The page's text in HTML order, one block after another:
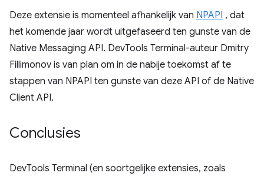
Deze extensie is momenteel afhankelijk van NPAPI , dat
het komende jaar wordt uitgefaseerd ten gunste van de
Native Messaging API. DevTools Terminal-auteur Dmitry
Fillimonov is van plan om in de nabije toekomst af te
stappen van NPAPI ten gunste van deze API of de Native
Client API.
Conclusies
DevTools Terminal (en soortgelijke extensies, zoals